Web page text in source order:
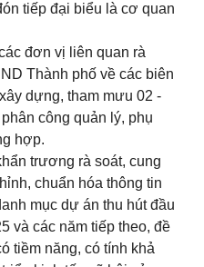
tiếp đại biểu là cơ quan
đơn vị liên quan rà
Thành phố về các biên
dựng, tham mưu 02 -
công quản lý, phụ
hợp.
trương rà soát, cung
chuẩn hóa thông tin
mục dự án thu hút đầu
và các năm tiếp theo, đề
tiềm năng, có tính khả